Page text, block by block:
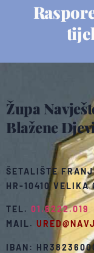
Župa
Blažene
ŠETALIŠTE
HR-10410 VELIKA
TEL. 01.6222.019
MAIL.
IBAN: